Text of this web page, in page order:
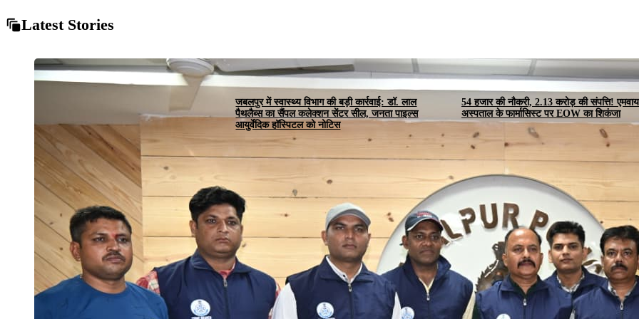
Latest Stories
जबलपुर में स्वास्थ्य विभाग की बड़ी कार्रवाई: डॉ. लाल
पैथलैब्स का सैंपल कलेक्शन सेंटर सील, जनता पाइल्स
आयुर्वेदिक हॉस्पिटल को नोटिस
54 हजार की नौकरी, 2.13 करोड़ की संपत्ति! एमवाय
अस्पताल के फार्मासिस्ट पर EOW का शिकंजा